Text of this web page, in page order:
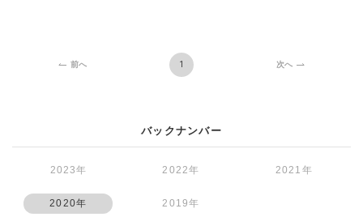
前へ 1 次へ
バックナンバー
2023年 2022年 2021年
2020年 2019年